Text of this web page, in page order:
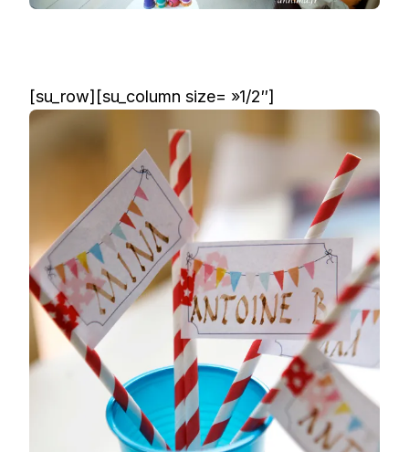
[su_row][su_column size= »1/2″]